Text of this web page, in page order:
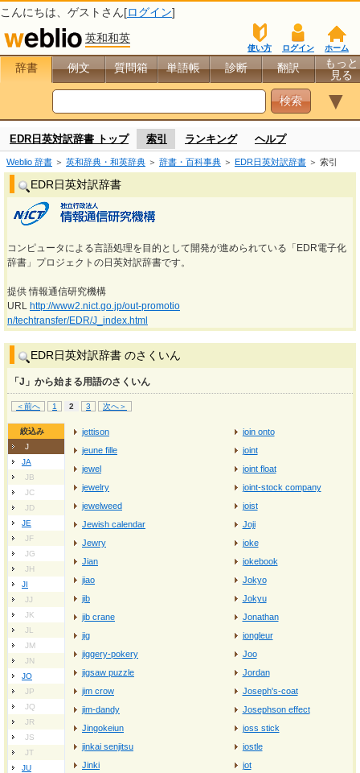
こんにちは、 ゲスト さん[ログイン]
英和和英
ホーム
ログイン
使い方
辞書 例文 質問箱 単語帳 診断 翻訳
もっと
見る
▼
EDR日英対訳辞書 トップ 索引 ランキング ヘルプ
Weblio 辞書 ＞ 英和辞典・和英辞典 ＞ 辞書・百科事典 ＞ EDR日英対訳辞書 ＞ 索引
EDR日英対訳辞書
コンピュータによる言語処理を目的として開発が進められている「EDR電子化
辞書」プロジェクトの日英対訳辞書です。
提供 情報通信研究機構
URL http://www2.nict.go.jp/out-promotio
n/techtransfer/EDR/J_index.html
EDR日英対訳辞書 のさくいん
「J」から始まる用語のさくいん
＜前へ 1 2 3 次へ＞
絞込み
J
JA
JB
JC
JD
JE
JF
JG
JH
JI
JJ
JK
JL
JM
JN
JO
JP
JQ
JR
JS
JT
JU
jettison
jeune fille
jewel
jewelry
jewelweed
Jewish calendar
Jewry
Jian
jiao
jib
jib crane
jig
jiggery-pokery
jigsaw puzzle
jim crow
jim-dandy
Jingokeiun
jinkai senjitsu
Jinki
join onto
joint
joint float
joint-stock company
joist
Joji
joke
jokebook
Jokyo
Jokyu
Jonathan
jongleur
Joo
Jordan
Joseph's-coat
Josephson effect
joss stick
jostle
jot